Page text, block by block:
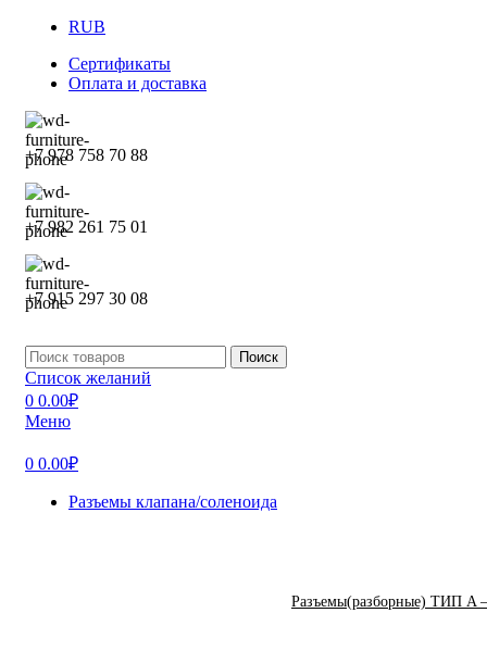
RUB
Сертификаты
Оплата и доставка
+7 978 758 70 88
+7 982 261 75 01
+7 915 297 30 08
Поиск
Список желаний
0 0.00₽
Меню
0 0.00₽
Разъемы клапана/соленоида
Разъемы(разборные) ТИП A